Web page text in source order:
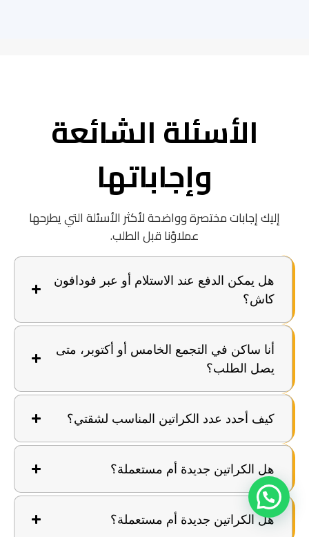
الأسئلة الشائعة
وإجاباتها
إليك إجابات مختصرة وواضحة لأكثر الأسئلة التي يطرحها
عملاؤنا قبل الطلب.
هل يمكن الدفع عند الاستلام أو عبر فودافون
كاش؟
أنا ساكن في التجمع الخامس أو أكتوبر، متى
يصل الطلب؟
كيف أحدد عدد الكراتين المناسب لشقتي؟
هل الكراتين جديدة أم مستعملة؟
هل الكراتين جديدة أم مستعملة؟